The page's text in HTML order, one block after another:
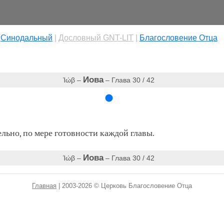
Cинодальный Дословный GNT-LIT| Благословение Отца
Ἰώβ – Иова– Глава 30 / 42
по мере готовности каждой главы.
Ἰώβ – Иова– Глава 30 / 42
Главная | 2003-2026 © Церковь Благословение Отца